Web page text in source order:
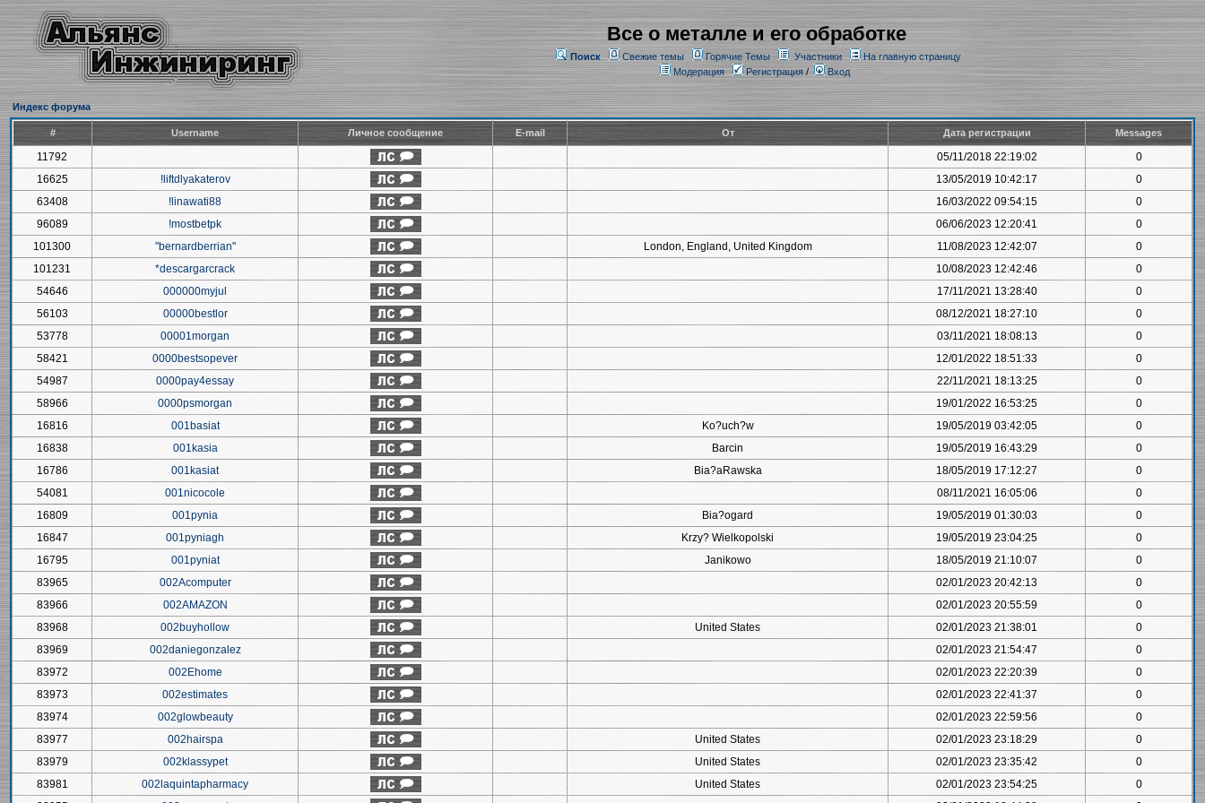
Все о металле и его обработке
Поиск Свежие темы Горячие Темы Участники
На главную страницу
Модерация
Регистрация/ Вход
Индекс форума
# Username Личное сообщение E-mail От Дата регистрации Messages
11792 05/11/2018 22:19:02
0
16625
!liftdlyakaterov 13/05/2019 10:42:17
0
63408
!linawati88 16/03/2022 09:54:15
0
96089
!mostbetpk 06/06/2023 12:20:41
0
101300
"bernardberrian" London, England, United Kingdom 11/08/2023 12:42:07
0
101231
*descargarcrack 10/08/2023 12:42:46
0
54646
000000myjul 17/11/2021 13:28:40
0
56103
00000bestlor 08/12/2021 18:27:10
0
53778
00001morgan 03/11/2021 18:08:13
0
58421
0000bestsopever 12/01/2022 18:51:33
0
54987
0000pay4essay 22/11/2021 18:13:25
0
58966
0000psmorgan 19/01/2022 16:53:25
0
16816
001basiat Ko?uch?w 19/05/2019 03:42:05
0
16838
001kasia Barcin 19/05/2019 16:43:29
0
16786
001kasiat Bia?aRawska 18/05/2019 17:12:27
0
54081
001nicocole 08/11/2021 16:05:06
0
16809
001pynia Bia?ogard 19/05/2019 01:30:03
0
16847
001pyniagh Krzy? Wielkopolski 19/05/2019 23:04:25
0
16795
001pyniat Janikowo 18/05/2019 21:10:07
0
83965
002Acomputer 02/01/2023 20:42:13
0
83966
002AMAZON 02/01/2023 20:55:59
0
83968
002buyhollow United States 02/01/2023 21:38:01
0
83969
002daniegonzalez 02/01/2023 21:54:47
0
83972
002Ehome 02/01/2023 22:20:39
0
83973
002estimates 02/01/2023 22:41:37
0
83974
002glowbeauty 02/01/2023 22:59:56
0
83977
002hairspa United States 02/01/2023 23:18:29
0
83979
002klassypet United States 02/01/2023 23:35:42
0
83981
002laquintapharmacy United States 02/01/2023 23:54:25
0